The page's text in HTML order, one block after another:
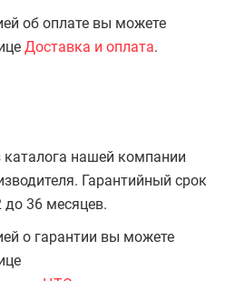
об оплате вы можете
Доставка и оплата.
каталога нашей компании
Гарантийный срок
до 36 месяцев.
о гарантии вы можете